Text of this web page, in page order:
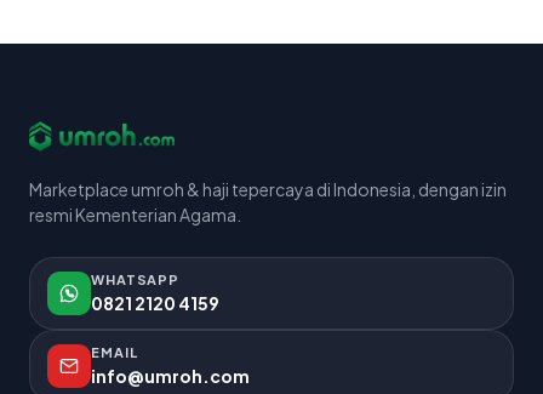
Marketplace umroh & haji tepercaya di Indonesia, dengan izin
resmi Kementerian Agama.
WHATSAPP
0821 2120 4159
EMAIL
info@umroh.com